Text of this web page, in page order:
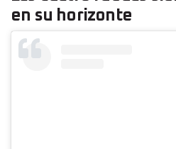
en su horizonte